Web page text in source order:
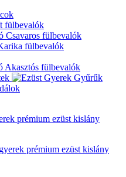
fülbevalók
Csavaros fülbevalók
fülbevalók
Akasztós fülbevalók
prémium ezüst kislány